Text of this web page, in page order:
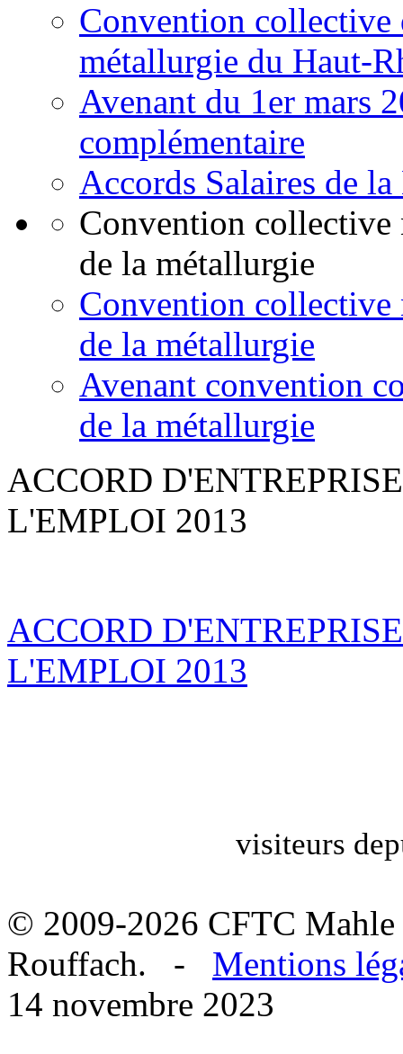
Convention collective
métallurgie du Haut-
Avenant du 1er mars
complémentaire
Accords Salaires de
Convention collective
de la métallurgie
Convention collective
de la métallurgie
Avenant convention
de la métallurgie
ACCORD
L'EMPLOI 2013
ACCORD
L'EMPLOI 2013
visiteurs
© 2009-2026 CFTC Mahle
Rouffach. - Mentions
14 novembre 2023